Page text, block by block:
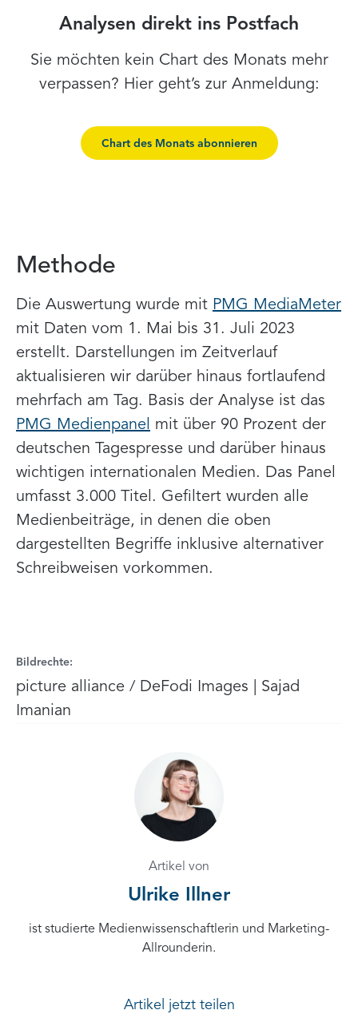
Analysen direkt ins Postfach
Sie möchten kein Chart des Monats mehr
verpassen? Hier geht’s zur Anmeldung:
Chart des Monats abonnieren
Methode
Die Auswertung wurde mit PMG MediaMeter
mit Daten vom 1. Mai bis 31. Juli 2023
erstellt. Darstellungen im Zeitverlauf
aktualisieren wir darüber hinaus fortlaufend
mehrfach am Tag. Basis der Analyse ist das
PMG Medienpanel mit über 90 Prozent der
deutschen Tagespresse und darüber hinaus
wichtigen internationalen Medien. Das Panel
umfasst 3.000 Titel. Gefiltert wurden alle
Medienbeiträge, in denen die oben
dargestellten Begriffe inklusive alternativer
Schreibweisen vorkommen.
Bildrechte:
picture alliance / DeFodi Images | Sajad
Imanian
Artikel von
Ulrike Illner
ist studierte Medienwissenschaftlerin und Marketing-
Allrounderin.
Artikel jetzt teilen